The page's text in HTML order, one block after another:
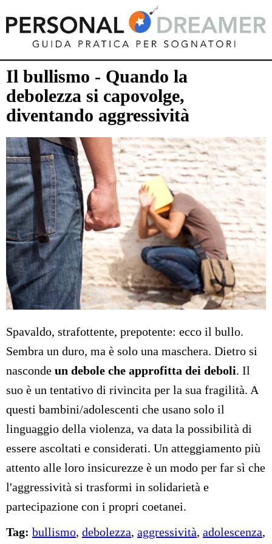
Il bullismo - Quando la
debolezza si capovolge,
diventando aggressività
Spavaldo, strafottente, prepotente: ecco il bullo.
Sembra un duro, ma è solo una maschera. Dietro si
nasconde un debole che approfitta dei deboli. Il
suo è un tentativo di rivincita per la sua fragilità. A
questi bambini/adolescenti che usano solo il
linguaggio della violenza, va data la possibilità di
essere ascoltati e considerati. Un atteggiamento più
attento alle loro insicurezze è un modo per far sì che
l'aggressività si trasformi in solidarietà e
partecipazione con i propri coetanei.
Tag: bullismo, debolezza, aggressività, adolescenza,